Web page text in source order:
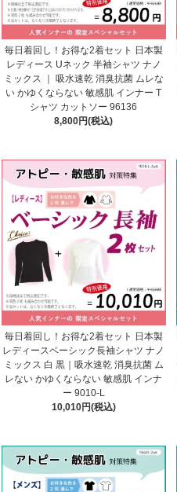
毎日着回し！お得な2着セット 日本製
レディース Uネック 半袖シャツ ナノ
ミックス ｜ 吸水速乾 消臭抗菌 ムレな
い かゆくならない 敏感肌 インナー T
シャツ カットソー 96136
8,800円(税込)
毎日着回し！お得な2着セット 日本製
レディースベーシック長袖シャツ ナノ
ミックス 白 黒｜吸水速乾 消臭抗菌 ム
レない かゆくならない 敏感肌 インナ
ー 9010-L
10,010円(税込)